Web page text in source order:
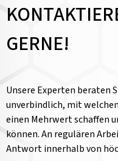
GERNE!
Unsere Experten beraten
unverbindlich, mit
einen Mehrwert schaffen
können. An regulären
Antwort innerhalb von